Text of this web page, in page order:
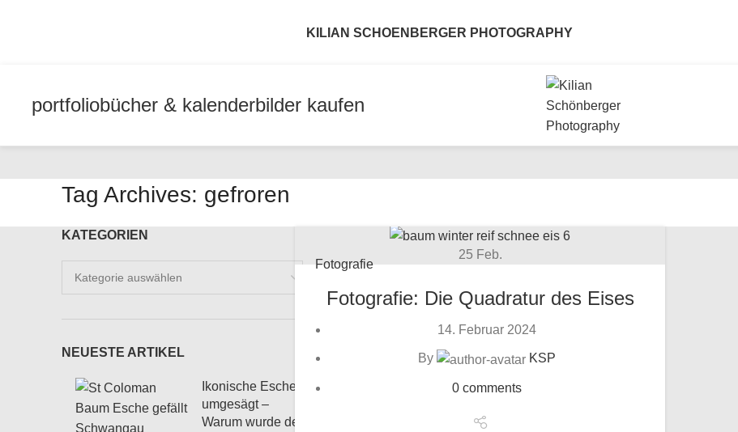
KILIAN SCHOENBERGER PHOTOGRAPHY
portfoliobücher & kalenderbilder kaufen
Tag Archives: gefroren
25 Feb.
Fotografie
Fotografie: Die Quadratur des Eises
14. Februar 2024
By KSP
0 comments
KATEGORIEN
Kategorien
NEUESTE ARTIKEL
Ikonische Esche
umgesägt –
Warum wurde der